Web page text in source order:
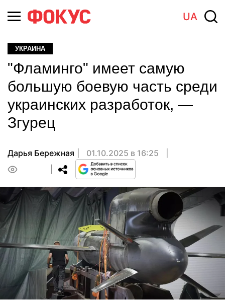
UA
УКРАИНА
"Фламинго" имеет самую
большую боевую часть среди
украинских разработок, —
Згурец
Дарья Бережная
01.10.2025 в 16:25